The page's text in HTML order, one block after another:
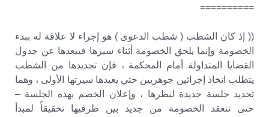
==========
(( إذ كان الشطب ( شطب الدعوى ) هو إجراء لا علاقة له ببدء
الخصومة وإنما يلحق الخصومة أثناء سيرها فيبعدها عن جدول
القضايا المتداولة أمام المحكمة ، فإن تجديدها من الشطب
يتطلب اتخاذ إجرائين جوهريين حتي يعيدها سيرتها الأولى ، وهما
تحديد جلسة جديدة لنظرها ، وإعلان الخصم بهذه الجلسة –
حتى تنعقد الخصومة من جديد بين طرفيها تحقيقاً لمبدأ